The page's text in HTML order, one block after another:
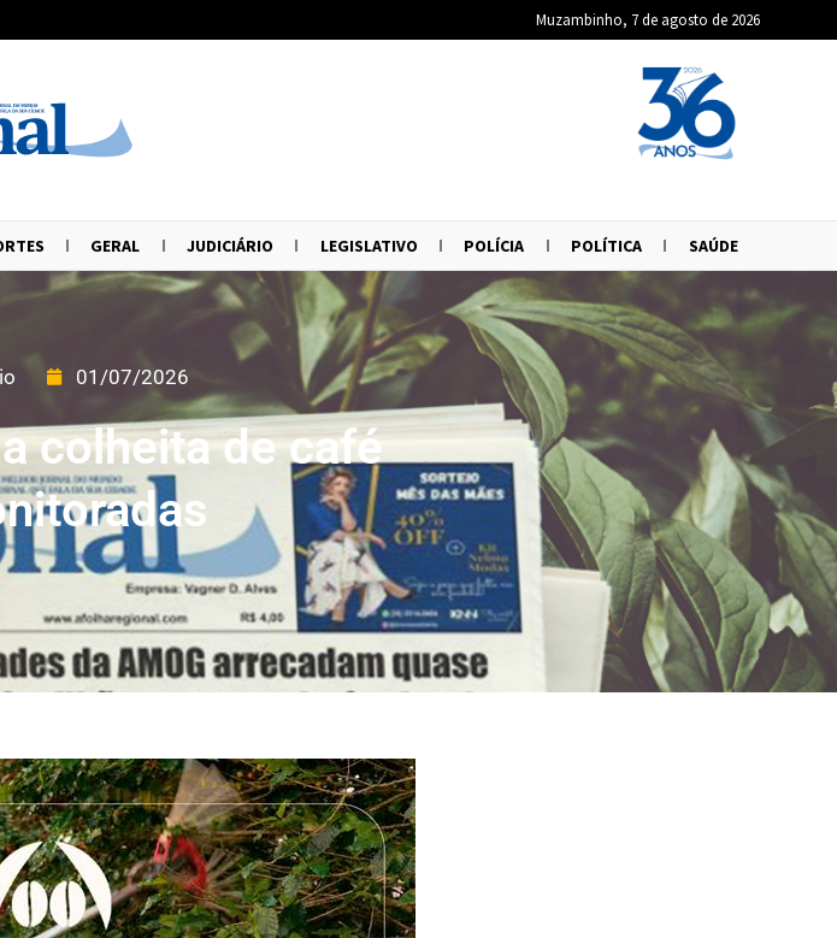
Muzambinho, 7 de agosto de 2026
GERAL JUDICIÁRIO LEGISLATIVO POLÍCIA POLÍTICA SAÚDE
01/07/2026
colheita de café